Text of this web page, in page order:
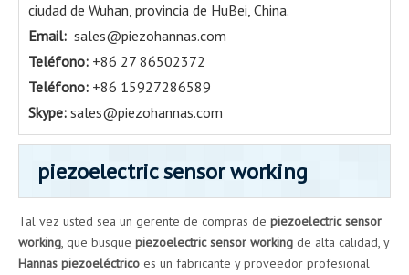
ciudad de Wuhan, provincia de HuBei, China.
Email: sales@piezohannas.com
Teléfono: +86 27 86502372
Teléfono: +86 15927286589
Skype: sales@piezohannas.com
piezoelectric sensor working
Tal vez usted sea un gerente de compras de piezoelectric sensor
working, que busque piezoelectric sensor working de alta calidad, y
Hannas piezoeléctrico es un fabricante y proveedor profesional